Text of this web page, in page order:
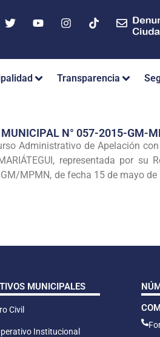
Transparencia
MUNICIPAL N° 057-2015-GM-
Administrativo de Apelación
representada por
MPMN, de fecha 15 de mayo
MUNICIPALES
Civil
Institucional